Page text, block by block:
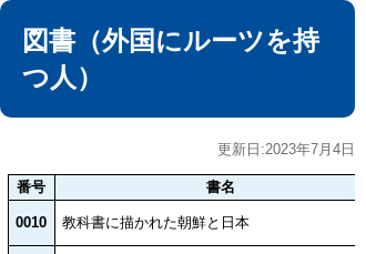
図書（外国にルーツを持
つ人）
更新日:2023年7月4日
番号 書名
0010 教科書に描かれた朝鮮と日本